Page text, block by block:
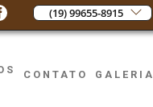
(19) 99655-8915
CONTATO GALERIA